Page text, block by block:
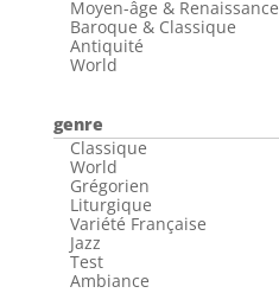
Moyen-âge & Renaissance
Baroque & Classique
Antiquité
World
genre
Classique
World
Grégorien
Liturgique
Variété Française
Jazz
Test
Ambiance